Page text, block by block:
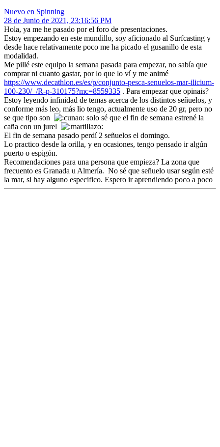
Nuevo en Spinning
28 de Junio de 2021, 23:16:56 PM
Hola, ya me he pasado por el foro de presentaciones.
Estoy empezando en este mundillo, soy aficionado al Surfcasting y
desde hace relativamente poco me ha picado el gusanillo de esta
modalidad.
Me pillé este equipo la semana pasada para empezar, no sabía que
comprar ni cuanto gastar, por lo que lo ví y me animé
https://www.decathlon.es/es/p/conjunto-pesca-senuelos-mar-ilicium-
100-230/_/R-p-310175?mc=8559335 . Para empezar que opinais?
Estoy leyendo infinidad de temas acerca de los distintos señuelos, y
conforme más leo, más lio tengo, actualmente uso de 20 gr, pero no
se que tipo son
solo sé que el fin de semana estrené la
caña con un jurel
El fin de semana pasado perdí 2 señuelos el domingo.
Lo practico desde la orilla, y en ocasiones, tengo pensado ir algún
puerto o espigón.
Recomendaciones para una persona que empieza? La zona que
frecuento es Granada u Almería. No sé que señuelo usar según esté
la mar, si hay alguno especifico. Espero ir aprendiendo poco a poco